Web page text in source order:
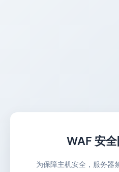
WAF 安
为保障主机安全，服务器